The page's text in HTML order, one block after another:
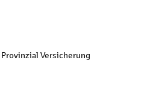
Versicherung